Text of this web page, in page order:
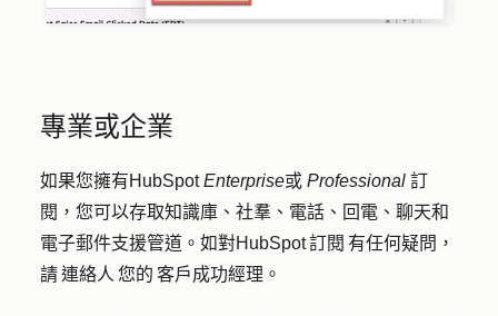
專業或企業
如果您擁有HubSpotEnterprise或 Professional 訂
閱，您可以存取知識庫、社羣、電話、回電、聊天和
電子郵件支援管道。如對HubSpot 訂閱 有任何疑問，
請 連絡人 您的 客戶成功經理。